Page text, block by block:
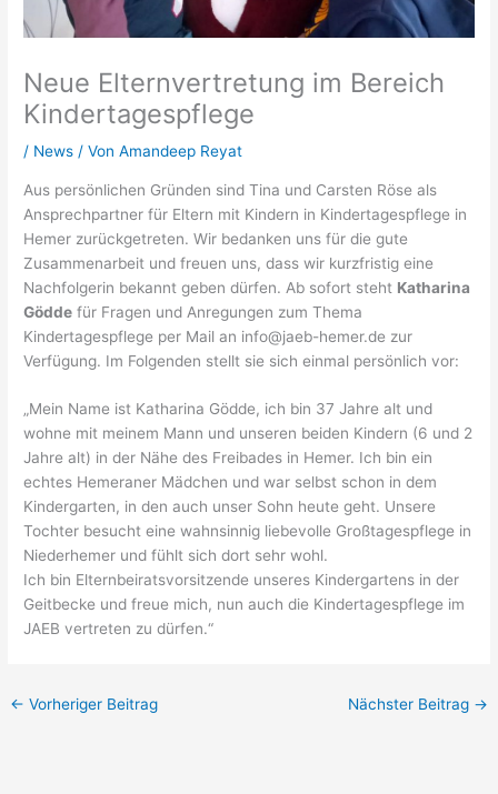
Neue Elternvertretung im Bereich
Kindertagespflege
/ News / VonAmandeep Reyat
Aus persönlichen Gründen sind Tina und Carsten Röse als
Ansprechpartner für Eltern mit Kindern in Kindertagespflege in
Hemer zurückgetreten. Wir bedanken uns für die gute
Zusammenarbeit und freuen uns, dass wir kurzfristig eine
Nachfolgerin bekannt geben dürfen. Ab sofort steht Katharina
Gödde für Fragen und Anregungen zum Thema
Kindertagespflege per Mail an info@jaeb-hemer.de zur
Verfügung. Im Folgenden stellt sie sich einmal persönlich vor:
„Mein Name ist Katharina Gödde, ich bin 37 Jahre alt und
wohne mit meinem Mann und unseren beiden Kindern (6 und 2
Jahre alt) in der Nähe des Freibades in Hemer. Ich bin ein
echtes Hemeraner Mädchen und war selbst schon in dem
Kindergarten, in den auch unser Sohn heute geht. Unsere
Tochter besucht eine wahnsinnig liebevolle Großtagespflege in
Niederhemer und fühlt sich dort sehr wohl.
Ich bin Elternbeiratsvorsitzende unseres Kindergartens in der
Geitbecke und freue mich, nun auch die Kindertagespflege im
JAEB vertreten zu dürfen.“
← Vorheriger Beitrag Nächster Beitrag →